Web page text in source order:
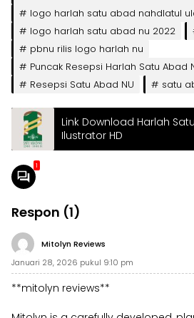
logo harlah satu abad nahdlatul
logo harlah satu abad nu 2022
pbnu rilis logo harlah nu
Puncak Resepsi Harlah Satu Abad
Resepsi Satu Abad NU
satu
Link Download Harlah
Ilustrator HD
1
Respon (1)
Mitolyn Reviews
Januari 28, 2026 pukul 9:10 pm
**mitolyn reviews**